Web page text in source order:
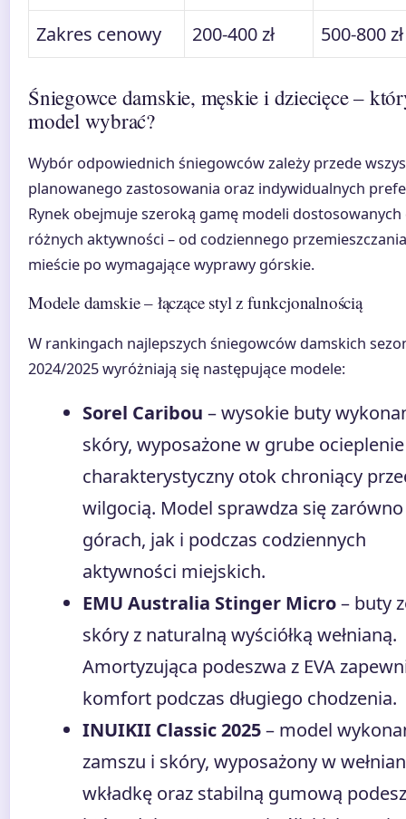
Zakres cenowy
200-400 zł 500-800 zł
Śniegowce damskie, męskie i dziecięce –
model wybrać?
Wybór odpowiednich śniegowców zależy przede
planowanego zastosowania oraz indywidualnych
Rynek obejmuje szeroką gamę modeli dostosowanych
różnych aktywności – od codziennego
mieście po wymagające wyprawy górskie.
Modele damskie – łączące styl z funkcjonalnością
W rankingach najlepszych śniegowców damskich
2024/2025 wyróżniają się następujące modele:
Sorel Caribou – wysokie buty
skóry, wyposażone w grube
charakterystyczny otok chroniący
wilgocią. Model sprawdza się
górach, jak i podczas codziennych
aktywności miejskich.
EMU Australia Stinger Micro– buty
skóry z naturalną wyściółką wełnianą.
Amortyzująca podeszwa z EVA
komfort podczas długiego chodzenia.
INUIKII Classic 2025– model
zamszu i skóry, wyposażony w
wkładkę oraz stabilną gumową